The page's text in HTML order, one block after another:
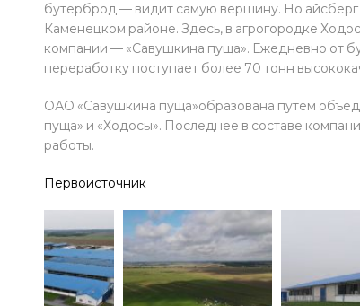
бутерброд — видит самую вершину. Но айсберг
Каменецком районе. Здесь, в агрогородке
компании — «Савушкина пуща». Ежедневно от
переработку поступает более 70 тонн
ОАО «Савушкина пуща»образована путем
пуща» и «Ходосы». Последнее в составе
работы.
Первоисточник